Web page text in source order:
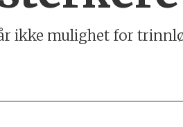
ikke mulighet for